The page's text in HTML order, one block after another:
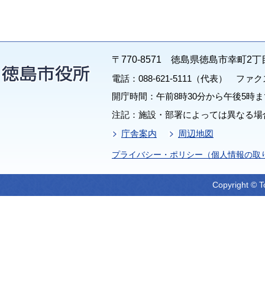
〒770-8571 徳島県徳島市幸町2丁
電話：088-621-5111（代表） ファク
開庁時間：午前8時30分から午後5時
注記：施設・部署によっては異なる
庁舎案内
周辺地図
プライバシー・ポリシー（個人情報の取
Copyright ©